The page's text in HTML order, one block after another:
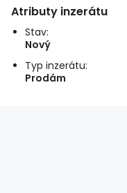
Atributy inzerátu
Stav:
Nový
Typ inzerátu:
Prodám